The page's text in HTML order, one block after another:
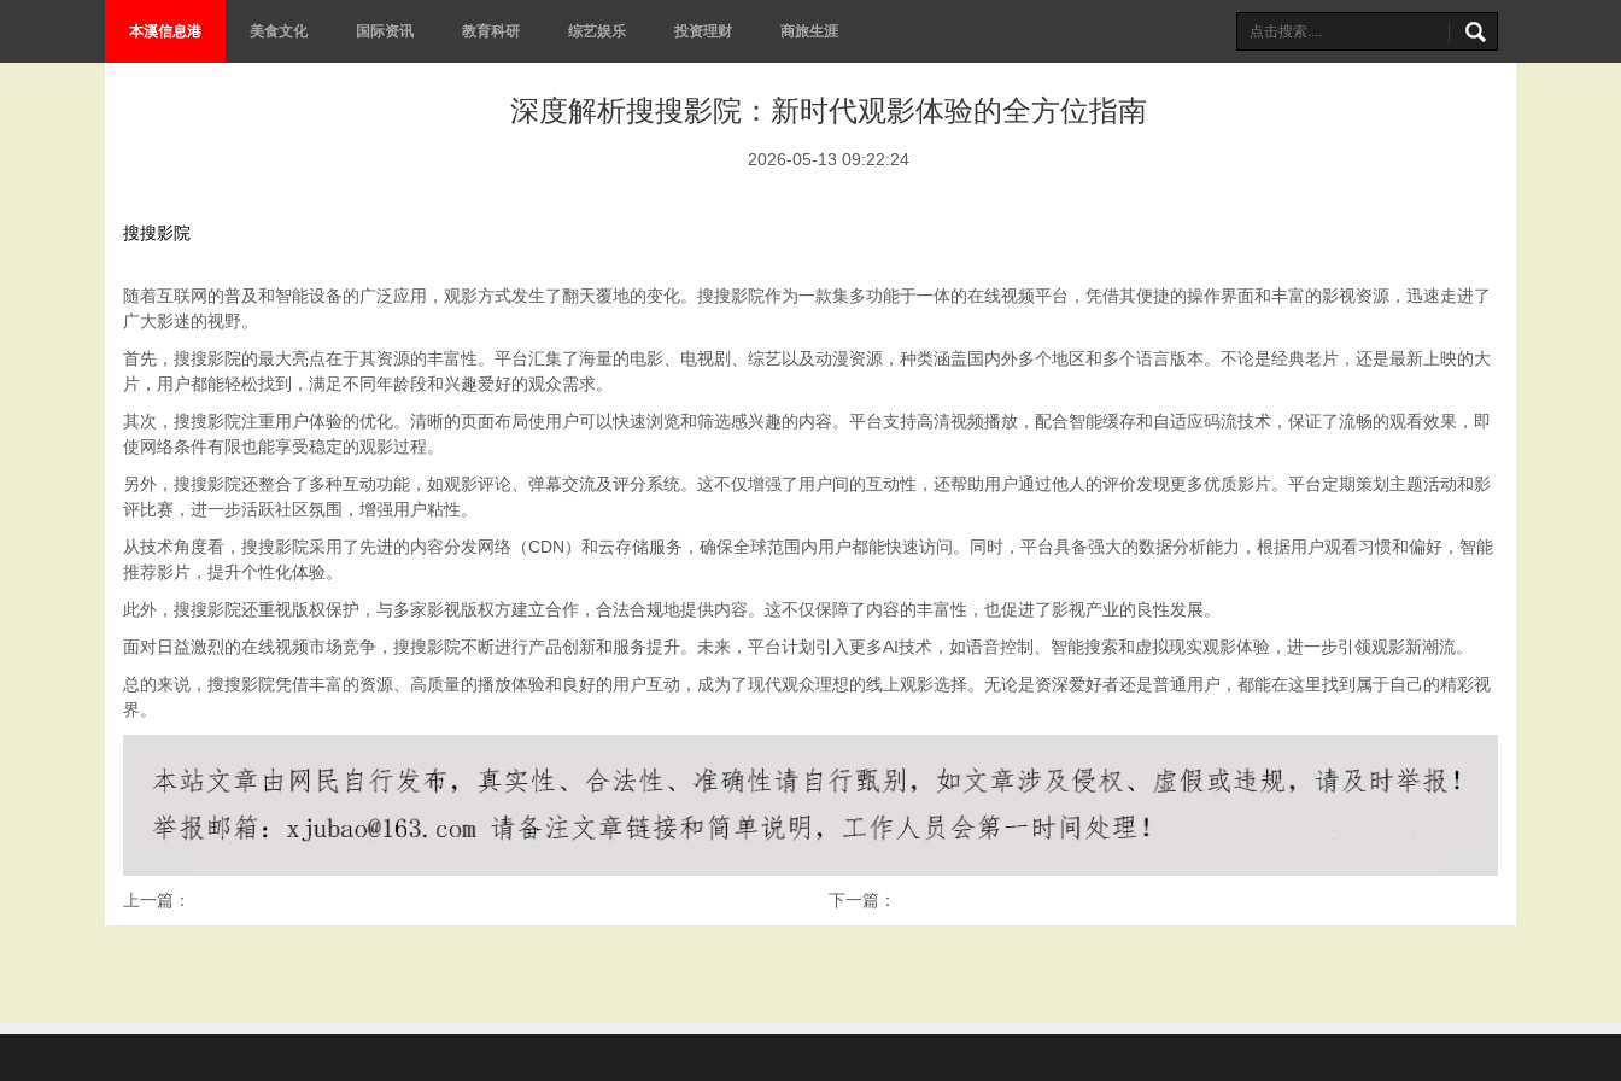
本溪信息港 美食文化 国际资讯 教育科研 综艺娱乐 投资理财 商旅生涯
深度解析搜搜影院：新时代观影体验的全方位指南
2026-05-13 09:22:24
搜搜影院
随着互联网的普及和智能设备的广泛应用，观影方式发生了翻天覆地的变化。搜搜影院作为一款集多功能于一体的在线视频平台，凭借其便捷的操作界面和丰富的影视资源，迅速走进了
广大影迷的视野。
首先，搜搜影院的最大亮点在于其资源的丰富性。平台汇集了海量的电影、电视剧、综艺以及动漫资源，种类涵盖国内外多个地区和多个语言版本。不论是经典老片，还是最新上映的大
片，用户都能轻松找到，满足不同年龄段和兴趣爱好的观众需求。
其次，搜搜影院注重用户体验的优化。清晰的页面布局使用户可以快速浏览和筛选感兴趣的内容。平台支持高清视频播放，配合智能缓存和自适应码流技术，保证了流畅的观看效果，即
使网络条件有限也能享受稳定的观影过程。
另外，搜搜影院还整合了多种互动功能，如观影评论、弹幕交流及评分系统。这不仅增强了用户间的互动性，还帮助用户通过他人的评价发现更多优质影片。平台定期策划主题活动和影
评比赛，进一步活跃社区氛围，增强用户粘性。
从技术角度看，搜搜影院采用了先进的内容分发网络（CDN）和云存储服务，确保全球范围内用户都能快速访问。同时，平台具备强大的数据分析能力，根据用户观看习惯和偏好，智能
推荐影片，提升个性化体验。
此外，搜搜影院还重视版权保护，与多家影视版权方建立合作，合法合规地提供内容。这不仅保障了内容的丰富性，也促进了影视产业的良性发展。
面对日益激烈的在线视频市场竞争，搜搜影院不断进行产品创新和服务提升。未来，平台计划引入更多AI技术，如语音控制、智能搜索和虚拟现实观影体验，进一步引领观影新潮流。
总的来说，搜搜影院凭借丰富的资源、高质量的播放体验和良好的用户互动，成为了现代观众理想的线上观影选择。无论是资深爱好者还是普通用户，都能在这里找到属于自己的精彩视
界。
上一篇： 下一篇：